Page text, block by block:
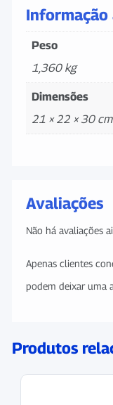
Peso
1,360 kg
Dimensões
21 × 22 × 30 cm
Avaliações
Não há avaliações
Apenas clientes
podem deixar uma
Produtos